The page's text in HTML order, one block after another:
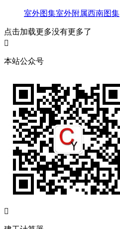
室外图集室外附属西南图集
点击加载更多没有更多了

本站公众号
